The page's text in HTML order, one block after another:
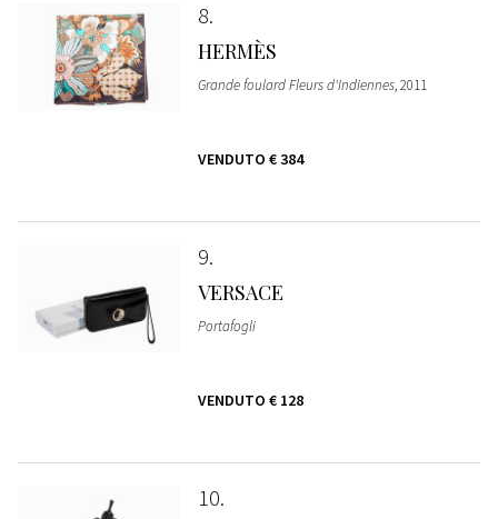
8
HERMÈS
Grande foulard Fleurs d'Indiennes, 2011
VENDUTO € 384
9
VERSACE
Portafogli
VENDUTO € 128
10